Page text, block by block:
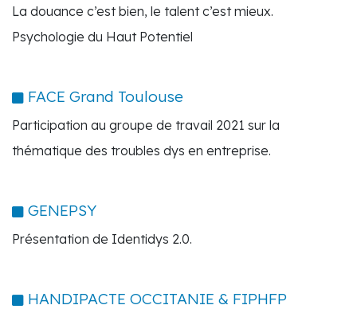
La douance c’est bien, le talent c’est mieux.
Psychologie du Haut Potentiel
FACE Grand Toulouse
Participation au groupe de travail 2021 sur la
thématique des troubles dys en entreprise.
GENEPSY
Présentation de Identidys 2.0.
HANDIPACTE OCCITANIE & FIPHFP